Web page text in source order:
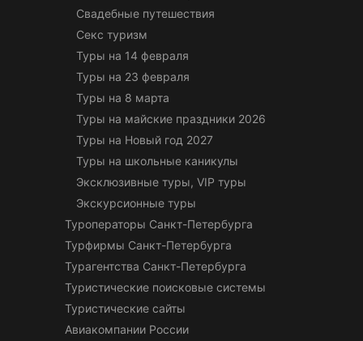
Свадебные путешествия
Секс туризм
Туры на 14 февраля
Туры на 23 февраля
Туры на 8 марта
Туры на майские праздники 2026
Туры на Новый год 2027
Туры на школьные каникулы
Эксклюзивные туры, VIP туры
Экскурсионные туры
Туроператоры Санкт-Петербурга
Турфирмы Санкт-Петербурга
Турагентства Санкт-Петербурга
Туристические поисковые системы
Туристические сайты
Авиакомпании России